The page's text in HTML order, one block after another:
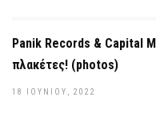
Panik Records & Capital
πλακέτες! (photos)
18 ΙΟΥΝΊΟΥ, 2022